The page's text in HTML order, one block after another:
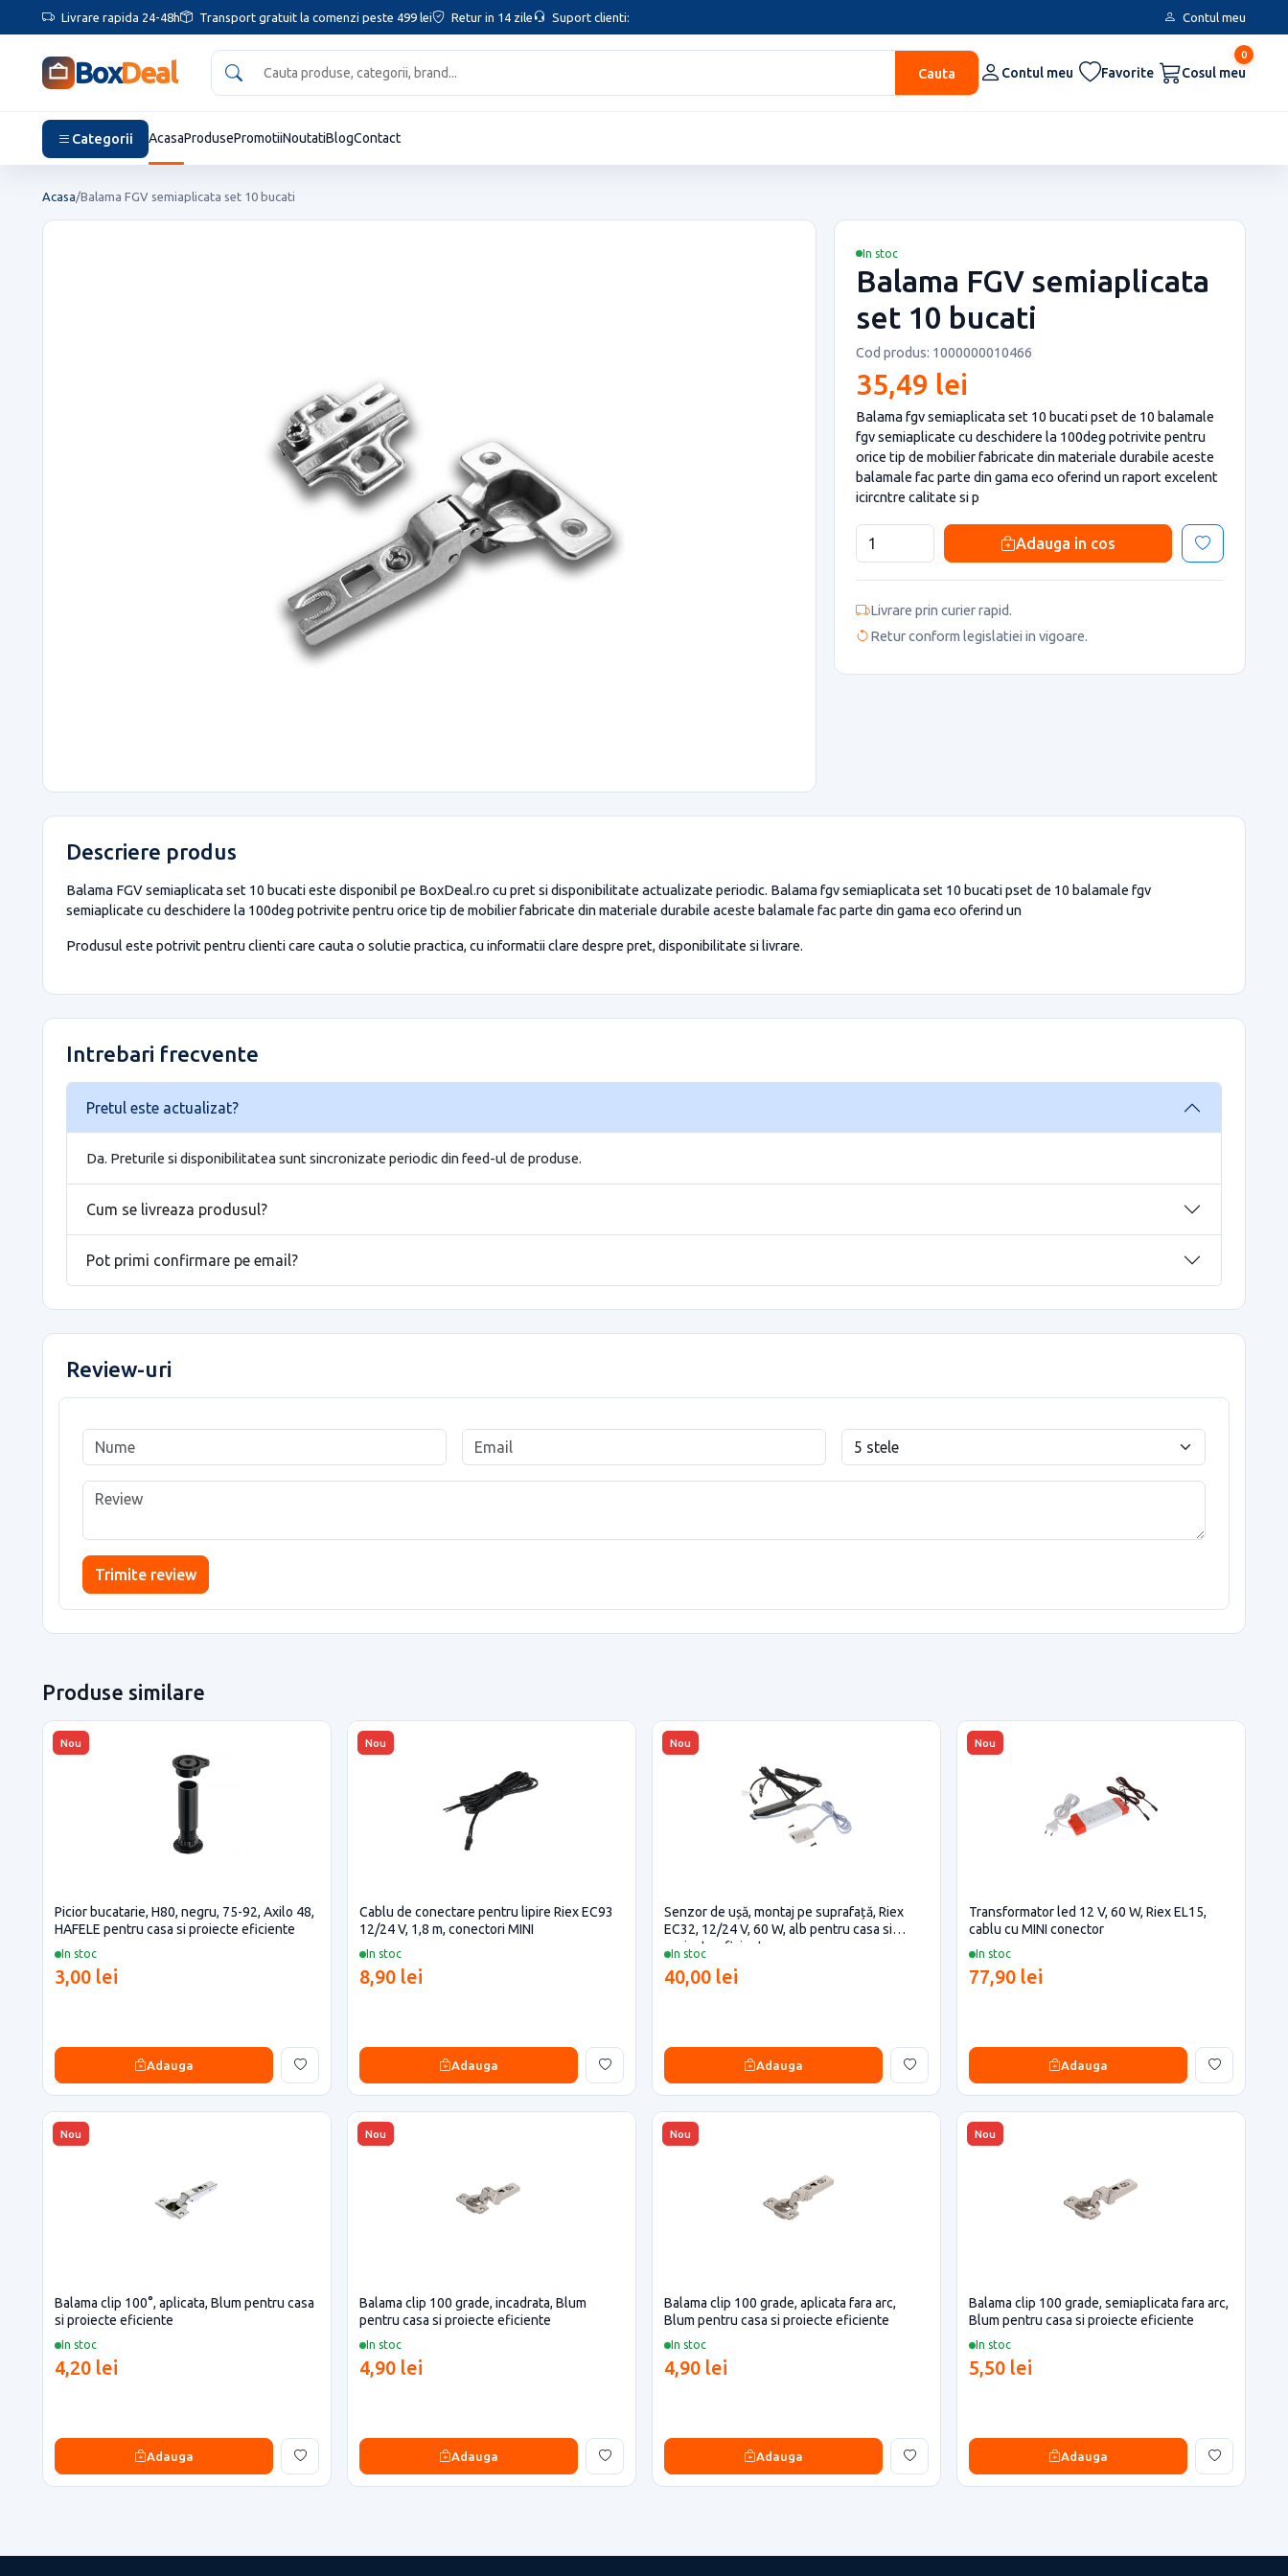
Livrare rapida 24-48h Transport gratuit la comenzi peste 499 lei Retur in 14 zile Suport clienti: Contul meu
BoxDeal Cauta Contul meu Favorite
0
Cosul meu
Categorii AcasaProdusePromotiiNoutatiBlogContact
Acasa/Balama FGV semiaplicata set 10 bucati
In stoc
Balama FGV semiaplicata
set 10 bucati
Cod produs: 1000000010466
35,49 lei
Balama fgv semiaplicata set 10 bucati pset de 10 balamale
fgv semiaplicate cu deschidere la 100deg potrivite pentru
orice tip de mobilier fabricate din materiale durabile aceste
balamale fac parte din gama eco oferind un raport excelent
icircntre calitate si p
Adauga in cos
Livrare prin curier rapid.
Retur conform legislatiei in vigoare.
Descriere produs
Balama FGV semiaplicata set 10 bucati este disponibil pe BoxDeal.ro cu pret si disponibilitate actualizate periodic. Balama fgv semiaplicata set 10 bucati pset de 10 balamale fgv
semiaplicate cu deschidere la 100deg potrivite pentru orice tip de mobilier fabricate din materiale durabile aceste balamale fac parte din gama eco oferind un
Produsul este potrivit pentru clienti care cauta o solutie practica, cu informatii clare despre pret, disponibilitate si livrare.
Intrebari frecvente
Pretul este actualizat?
Da. Preturile si disponibilitatea sunt sincronizate periodic din feed-ul de produse.
Cum se livreaza produsul?
Pot primi confirmare pe email?
Review-uri
Trimite review
Produse similare
Nou
In stoc
Picior bucatarie, H80, negru, 75-92, Axilo 48,
HAFELE pentru casa si proiecte eficiente
3,00 lei
Adauga
Nou
In stoc
Cablu de conectare pentru lipire Riex EC93
12/24 V, 1,8 m, conectori MINI
8,90 lei
Adauga
Nou
In stoc
Senzor de ușă, montaj pe suprafață, Riex
EC32, 12/24 V, 60 W, alb pentru casa si
proiecte eficiente
40,00 lei
Adauga
Nou
In stoc
Transformator led 12 V, 60 W, Riex EL15,
cablu cu MINI conector
77,90 lei
Adauga
Nou
In stoc
Balama clip 100°, aplicata, Blum pentru casa
si proiecte eficiente
4,20 lei
Adauga
Nou
In stoc
Balama clip 100 grade, incadrata, Blum
pentru casa si proiecte eficiente
4,90 lei
Adauga
Nou
In stoc
Balama clip 100 grade, aplicata fara arc,
Blum pentru casa si proiecte eficiente
4,90 lei
Adauga
Nou
In stoc
Balama clip 100 grade, semiaplicata fara arc,
Blum pentru casa si proiecte eficiente
5,50 lei
Adauga